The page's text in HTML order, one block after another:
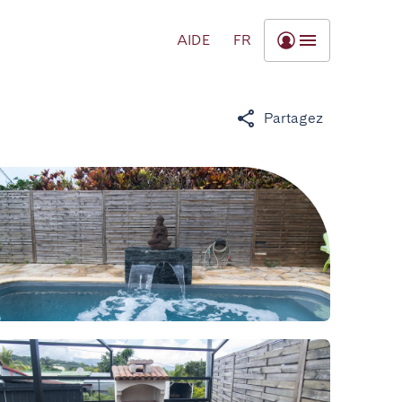
AIDE FR
Partagez